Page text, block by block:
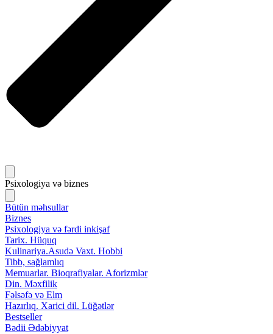
Psixologiya və biznes
Bütün məhsullar
Biznes
Psixologiya və fərdi inkişaf
Tarix. Hüquq
Kulinariya.Asudə Vaxt. Hobbi
Tibb, sağlamlıq
Memuarlar. Bioqrafiyalar. Aforizmlər
Din. Məxfilik
Fəlsəfə və Elm
Hazırlıq. Xarici dil. Lüğətlər
Bestseller
Bədii Ədəbiyyat